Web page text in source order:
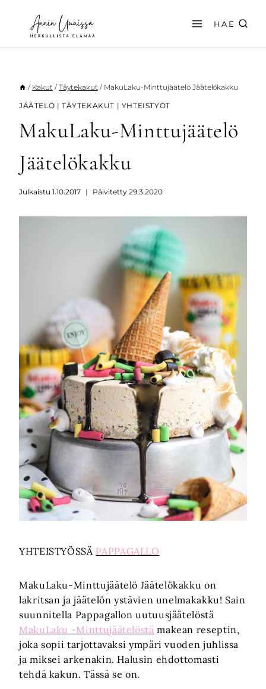
sisältöön
HAE
/ Kakut / Täytekakut / MakuLaku-Minttujäätelö Jäätelökakku
JÄÄTELÖ |TÄYTEKAKUT | YHTEISTYÖT
MakuLaku-Minttujäätelö
Jäätelökakku
Julkaistu 1.10.2017 Päivitetty 29.3.2020
YHTEISTYÖSSÄ PAPPAGALLO
MakuLaku-Minttujäätelö Jäätelökakku on
lakritsan ja jäätelön ystävien unelmakakku! Sain
suunnitella Pappagallon uutuusjäätelöstä
MakuLaku -Minttujäätelöstä makean reseptin,
joka sopii tarjottavaksi ympäri vuoden juhlissa
ja miksei arkenakin. Halusin ehdottomasti
tehdä kakun. Tässä se on.